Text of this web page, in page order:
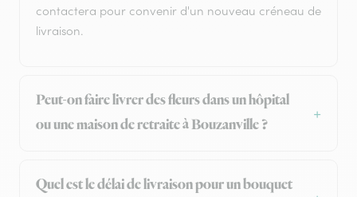
contactera pour convenir d'un nouveau créneau de
livraison.
Peut-on faire livrer des fleurs dans un hôpital
ou une maison de retraite à Bouzanville ?
Quel est le délai de livraison pour un bouquet